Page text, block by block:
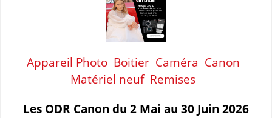
Appareil Photo Boitier Caméra Canon
Matériel neuf Remises
Les ODR Canon du 2 Mai au 30 Juin 2026